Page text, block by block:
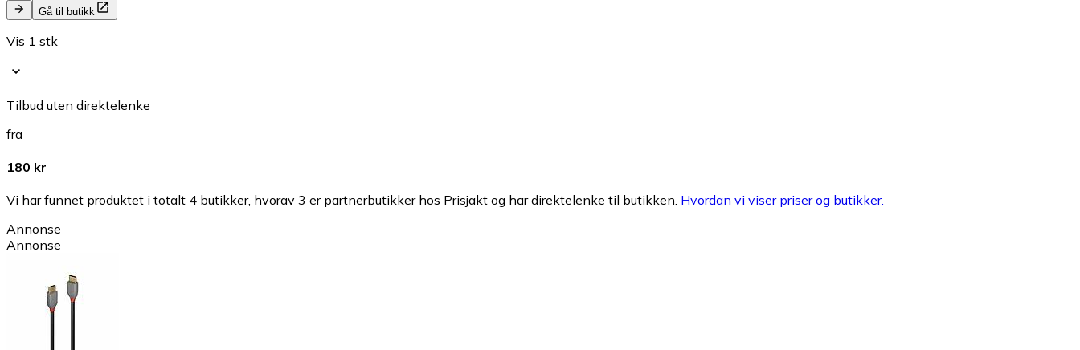
Gå til butikk
Vis 1 stk
Tilbud uten direktelenke
fra
180 kr
Vi har funnet produktet i totalt 4 butikker, hvorav 3 er partnerbutikker hos Prisjakt og har direktelenke til butikken. Hvordan vi viser priser og butikker.
Annonse
Annonse